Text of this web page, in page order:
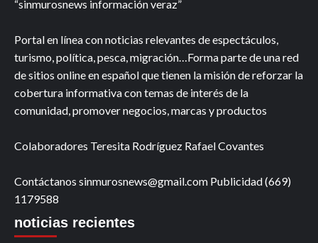
“sinmurosnews información veraz”
Portal en línea con noticias relevantes de espectáculos,
turismo, política, pesca, migración…Forma parte de una red
de sitios online en español que tienen la misión de reforzar la
cobertura informativa con temas de interés de la
comunidad, promover negocios, marcas y productos
Colaboradores Teresita Rodríguez Rafael Covantes
Contáctanos sinmurosnews@gmail.com Publicidad (669)
1179588
noticias recientes